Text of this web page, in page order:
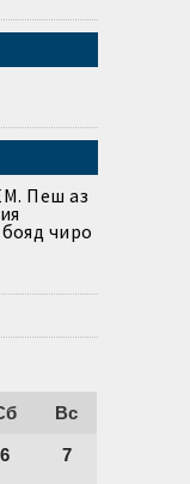
Пеш аз
чиро
Вс
6 7